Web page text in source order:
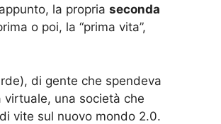
la propria seconda
o poi, la “prima vita”,
di gente che spendeva
virtuale, una società che
vite sul nuovo mondo 2.0.